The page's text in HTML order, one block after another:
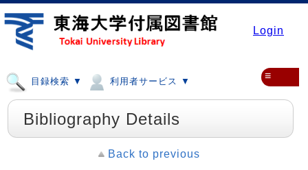
Login
目録検索 ▼ 利用者サービス ▼ ≡
Bibliography Details
Back to previous